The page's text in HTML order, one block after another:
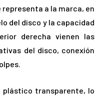
a la marca, en
del disco y la capacidad
derecha vienen las
del disco, conexión
plástico transparente, lo